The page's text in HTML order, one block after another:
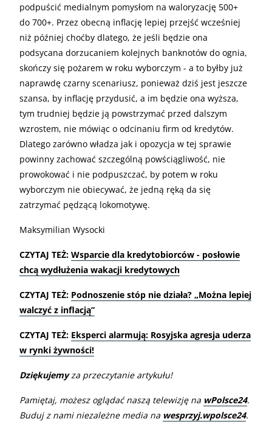
podpuścić medialnym pomysłom na waloryzację 500+
do 700+. Przez obecną inflację lepiej przejść wcześniej
niż później choćby dlatego, że jeśli będzie ona
podsycana dorzucaniem kolejnych banknotów do ognia,
skończy się pożarem w roku wyborczym - a to byłby już
naprawdę czarny scenariusz, ponieważ dziś jest jeszcze
szansa, by inflację przydusić, a im będzie ona wyższa,
tym trudniej będzie ją powstrzymać przed dalszym
wzrostem, nie mówiąc o odcinaniu firm od kredytów.
Dlatego zarówno władza jak i opozycja w tej sprawie
powinny zachować szczególną powściągliwość, nie
prowokować i nie podpuszczać, by potem w roku
wyborczym nie obiecywać, że jedną ręką da się
zatrzymać pędzącą lokomotywę.
Maksymilian Wysocki
CZYTAJ TEŻ: Wsparcie dla kredytobiorców - posłowie
chcą wydłużenia wakacji kredytowych
CZYTAJ TEŻ: Podnoszenie stóp nie działa? „Można lepiej
walczyć z inflacją”
CZYTAJ TEŻ: Eksperci alarmują: Rosyjska agresja uderza
w rynki żywności!
Dziękujemyza przeczytanie artykułu!
Pamiętaj, możesz oglądać naszą telewizję na wPolsce24.
Buduj z nami niezależne media na wesprzyj.wpolsce24.